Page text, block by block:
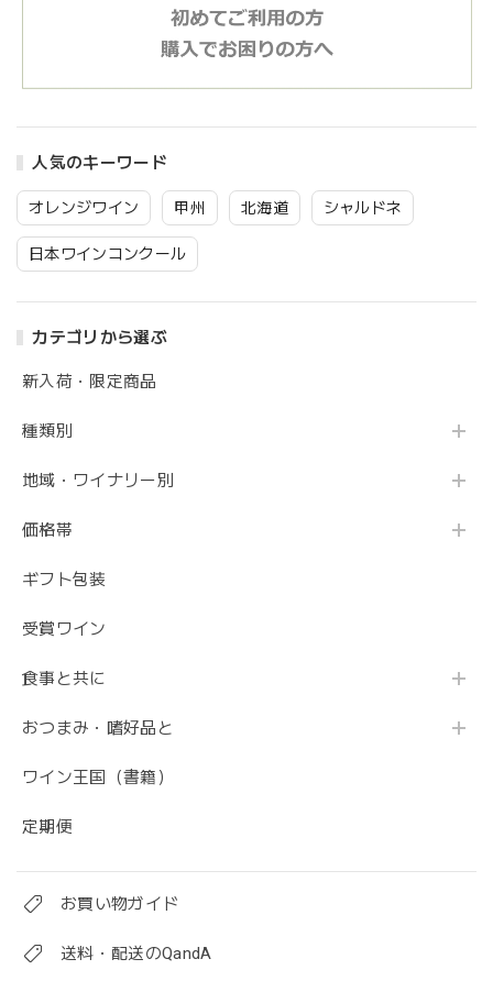
人気のキーワード
オレンジワイン 甲州 北海道 シャルドネ
日本ワインコンクール
カテゴリから選ぶ
新入荷・限定商品
種類別
地域・ワイナリー別
価格帯
ギフト包装
受賞ワイン
食事と共に
おつまみ・嗜好品と
ワイン王国（書籍）
定期便
お買い物ガイド
送料・配送のQandA